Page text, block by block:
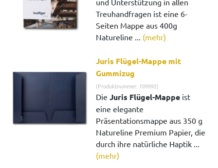
und Unterstützung in allen
Treuhandfragen ist eine 6-
Seiten Mappe aus 400g
Natureline ... (mehr)
Juris Flügel-Mappe mit
Gummizug
(Produktnummer: 109992)
DieJuris Flügel-Mappe ist
eine elegante
Präsentationsmappe aus 350 g
Natureline Premium Papier, die
durch ihre natürliche Haptik ...
(mehr)